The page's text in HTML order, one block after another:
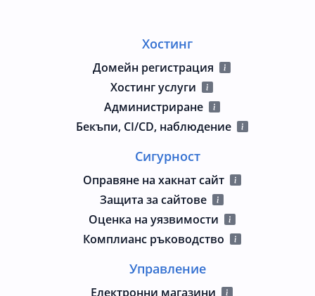
Хостинг
Домейн регистрация
Хостинг услуги
Администриране
Бекъпи, CI/CD, наблюдение
Сигурност
Оправяне на хакнат сайт
Защита за сайтове
Оценка на уязвимости
Комплианс ръководство
Управление
Електронни магазини